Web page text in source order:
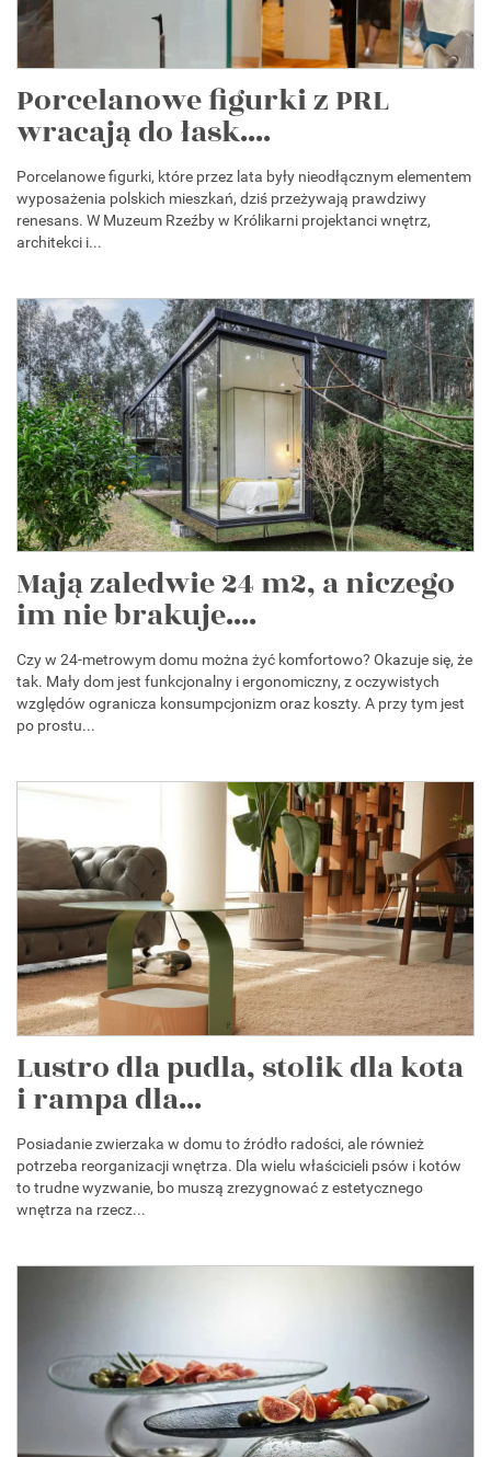
Porcelanowe figurki z PRL
wracają do łask....
Porcelanowe figurki, które przez lata były nieodłącznym elementem
wyposażenia polskich mieszkań, dziś przeżywają prawdziwy
renesans. W Muzeum Rzeźby w Królikarni projektanci wnętrz,
architekci i...
Mają zaledwie 24 m2, a niczego
im nie brakuje....
Czy w 24-metrowym domu można żyć komfortowo? Okazuje się, że
tak. Mały dom jest funkcjonalny i ergonomiczny, z oczywistych
względów ogranicza konsumpcjonizm oraz koszty. A przy tym jest
po prostu...
Lustro dla pudla, stolik dla kota
i rampa dla...
Posiadanie zwierzaka w domu to źródło radości, ale również
potrzeba reorganizacji wnętrza. Dla wielu właścicieli psów i kotów
to trudne wyzwanie, bo muszą zrezygnować z estetycznego
wnętrza na rzecz...